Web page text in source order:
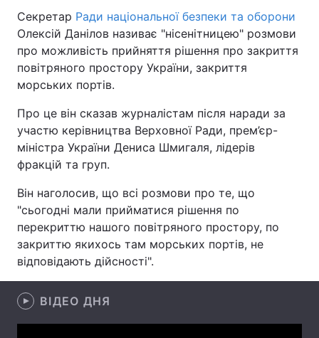
Головна Війна
Україна Політика
Економіка
Спорт Наука
Техно і зв'язок Лайт
Здоров'я Туризм
Цікавинки Погода
Екологія
Лонгріди
Секретар Ради національної безпеки та оборони
Олексій Данілов називає "нісенітницею" розмови
про можливість прийняття рішення про закриття
повітряного простору України, закриття
морських портів.
Про це він сказав журналістам після наради за
участю керівництва Верховної Ради, прем’єр-
міністра України Дениса Шмигаля, лідерів
фракцій та груп.
Він наголосив, що всі розмови про те, що
"сьогодні мали прийматися рішення по
перекриттю нашого повітряного простору, по
закриттю якихось там морських портів, не
відповідають дійсності".
ВІДЕО ДНЯ